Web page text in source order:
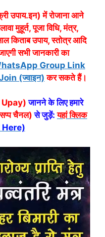
उपाय.इन) में रोजाना आने
मुहूर्त, पूजा विधि, मंत्र,
किताब उपाय, स्तोत्र आदि
सभी जानकारी का
Group Link
(ज्वाइन) कर सकते हैं।
Upay)जानने के लिए हमारे
चैनल) से जुड़ें:यहां क्लिक